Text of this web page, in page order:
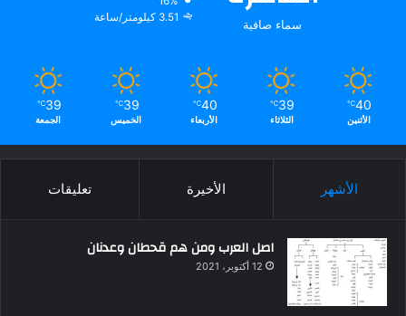
سماء صافية
3.51 كيلومتر/ساعة
40
℃
الأثنين
39
℃
الثلاثاء
40
℃
الأربعاء
39
℃
الخميس
39
℃
الجمعة
الأشهر الأخيرة تعليقات
اصل العرب ومن هم قحطان وعدنان
12 أكتوبر، 2021